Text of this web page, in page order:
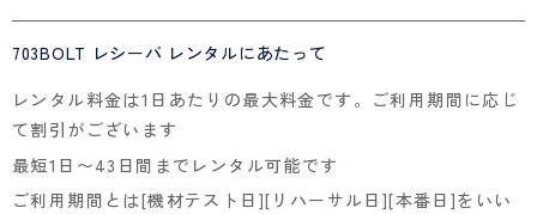
703BOLT レシーバ レンタルにあたって
レンタル料金は1日あたりの最大料金です。ご利用期間に応じ
て割引がございます
最短1日〜43日間までレンタル可能です
ご利用期間とは[機材テスト日][リハーサル日][本番日]をいい